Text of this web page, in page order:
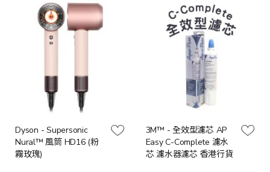
Dyson - Supersonic
Nural™ 風筒 HD16 (粉
霧玫瑰)
3M™ - 全效型濾芯 AP
Easy C-Complete 濾水
芯 濾水器濾芯 香港行貨